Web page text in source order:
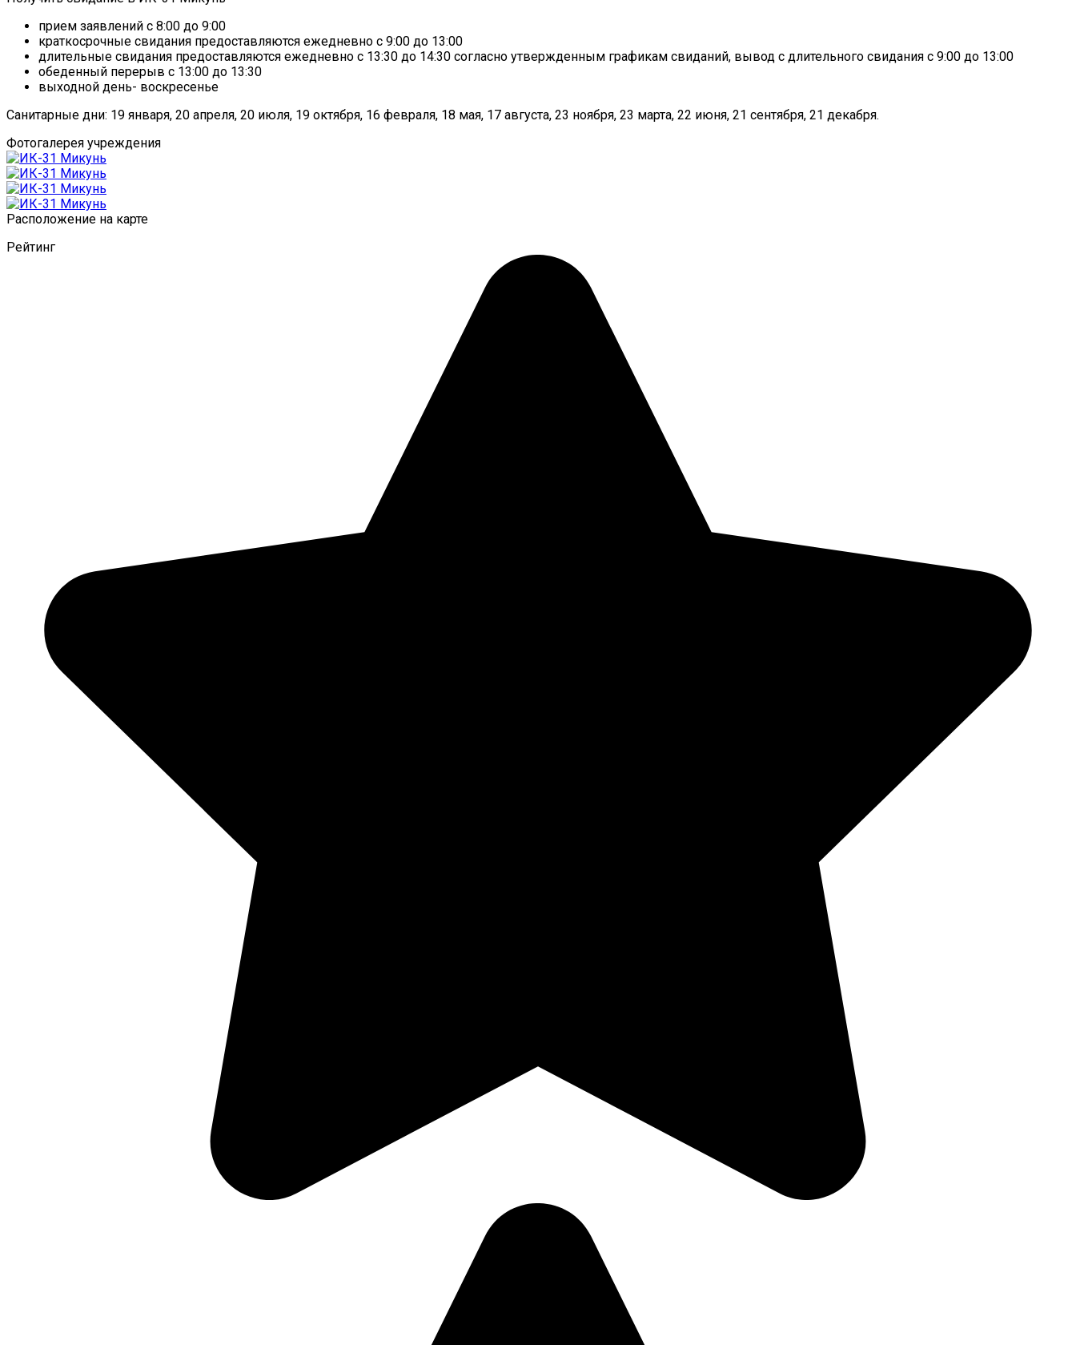
прием заявлений с 8:00 до 9:00
краткосрочные свидания предоставляются ежедневно с 9:00 до 13:00
длительные свидания предоставляются ежедневно с 13:30 до 14:30 согласно утвержденным графикам свиданий, вывод с длительного свидания с 9:00 до 13:00
обеденный перерыв с 13:00 до 13:30
выходной день- воскресенье
Санитарные дни: 19 января, 20 апреля, 20 июля, 19 октября, 16 февраля, 18 мая, 17 августа, 23 ноября, 23 марта, 22 июня, 21 сентября, 21 декабря.
Фотогалерея учреждения
Расположение на карте
Рейтинг